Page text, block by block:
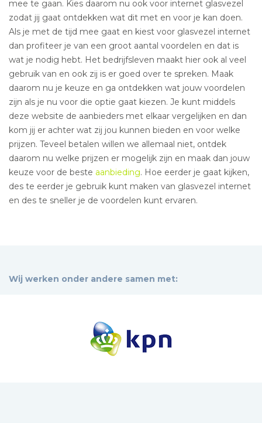
mee te gaan. Kies daarom nu ook voor internet glasvezel
zodat jij gaat ontdekken wat dit met en voor je kan doen.
Als je met de tijd mee gaat en kiest voor glasvezel internet
dan profiteer je van een groot aantal voordelen en dat is
wat je nodig hebt. Het bedrijfsleven maakt hier ook al veel
gebruik van en ook zij is er goed over te spreken. Maak
daarom nu je keuze en ga ontdekken wat jouw voordelen
zijn als je nu voor die optie gaat kiezen. Je kunt middels
deze website de aanbieders met elkaar vergelijken en dan
kom jij er achter wat zij jou kunnen bieden en voor welke
prijzen. Teveel betalen willen we allemaal niet, ontdek
daarom nu welke prijzen er mogelijk zijn en maak dan jouw
keuze voor de beste aanbieding. Hoe eerder je gaat kijken,
des te eerder je gebruik kunt maken van glasvezel internet
en des te sneller je de voordelen kunt ervaren.
Wij werken onder andere samen met: